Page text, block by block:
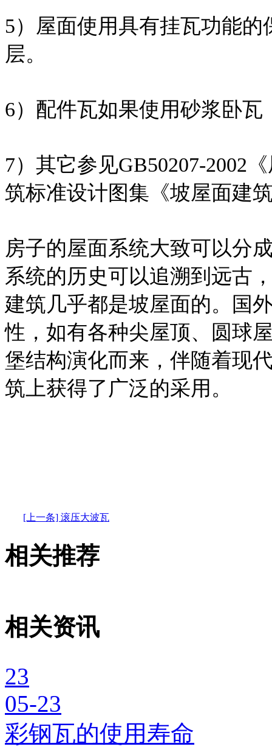
5）屋面使用具有挂瓦功能
层。
6）配件瓦如果使用砂浆卧
7）其它参见GB50207-2002
筑标准设计图集《坡屋面建
房子的屋面系统大致可以分
系统的历史可以追溯到远古
建筑几乎都是坡屋面的。国
性，如有各种尖屋顶、圆球
堡结构演化而来，伴随着现
筑上获得了广泛的采用。
[上一条] 滚压大波瓦
相关推荐
相关资讯
23
05-23
彩钢瓦的使用寿命